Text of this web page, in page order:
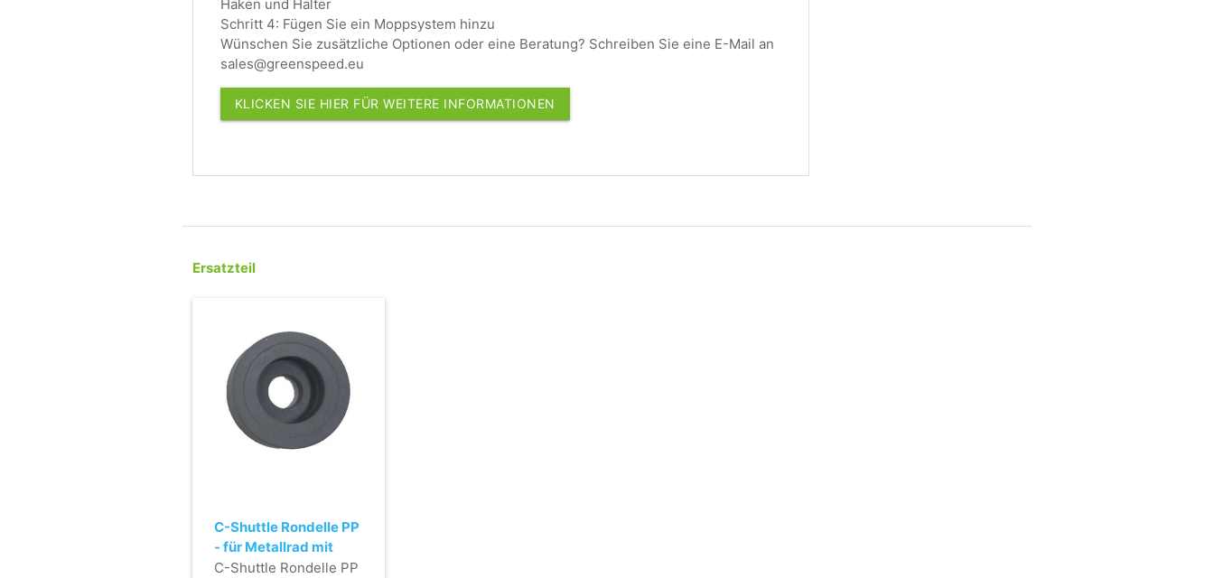
Haken und Halter
Schritt 4: Fügen Sie ein Moppsystem hinzu
Wünschen Sie zusätzliche Optionen oder eine Beratung? Schreiben Sie eine E-Mail an
sales@greenspeed.eu
KLICKEN SIE HIER FÜR WEITERE INFORMATIONEN
Ersatzteil
C-Shuttle Rondelle PP
- für Metallrad mit
Stoßstange
C-Shuttle Rondelle PP